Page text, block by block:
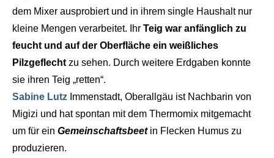
dem Mixer ausprobiert und in ihrem single Haushalt nur
kleine Mengen verarbeitet. Ihr Teig war anfänglich zu
feucht und auf der Oberfläche ein weißliches
Pilzgeflecht zu sehen. Durch weitere Erdgaben konnte
sie ihren Teig „retten“.
Sabine Lutz Immenstadt, Oberallgäu ist Nachbarin von
Migizi und hat spontan mit dem Thermomix mitgemacht
um für ein Gemeinschaftsbeetin Flecken Humus zu
produzieren.